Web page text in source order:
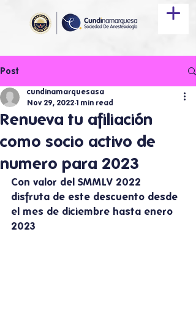
Post
Renueva tu afiliación
como socio activo de
numero para 2023
cundinamarquesasa
Nov 29, 2022 1 min read
Con valor del SMMLV 2022
disfruta de este descuento desde
el mes de diciembre hasta enero
2023